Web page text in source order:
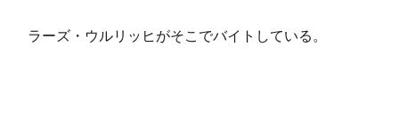
ラーズ・ウルリッヒがそこでバイトしている。